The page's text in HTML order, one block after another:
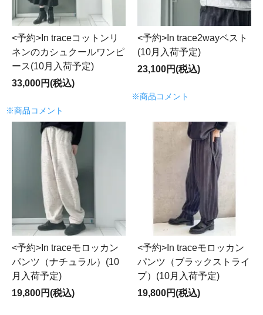
<予約>In traceコットンリ
ネンのカシュクールワンピ
ース(10月入荷予定)
33,000円(税込)
※商品コメント
<予約>In trace2wayベスト
(10月入荷予定)
23,100円(税込)
※商品コメント
<予約>In traceモロッカン
パンツ（ナチュラル）(10
月入荷予定)
19,800円(税込)
<予約>In traceモロッカン
パンツ（ブラックストライ
プ）(10月入荷予定)
19,800円(税込)